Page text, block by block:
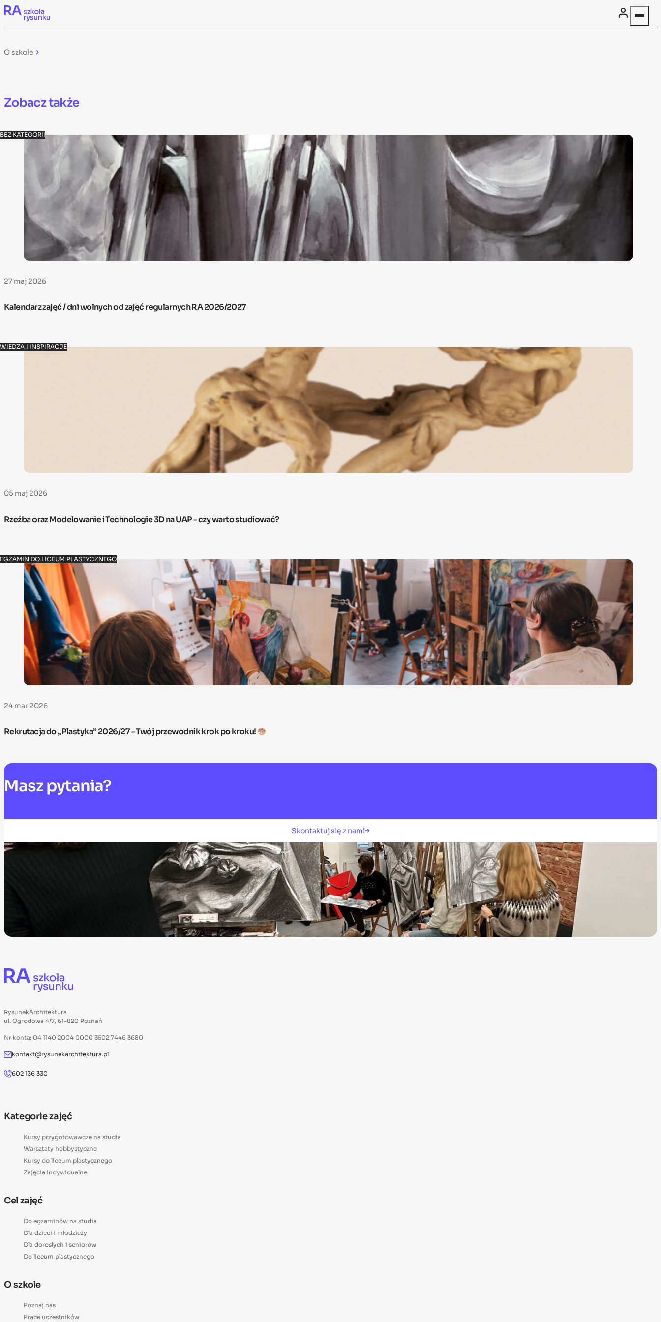
Skip to content
O szkole
Zobacz także
BEZ KATEGORII
27 maj 2026
Kalendarz zajęć / dni wolnych od zajęć regularnych RA 2026/2027
WIEDZA I INSPIRACJE
05 maj 2026
Rzeźba oraz Modelowanie i Technologie 3D na UAP – czy warto studiować?
EGZAMIN DO LICEUM PLASTYCZNEGO
24 mar 2026
Rekrutacja do „Plastyka” 2026/27 – Twój przewodnik krok po kroku!
Masz pytania?
Skontaktuj się z nami
RysunekArchitektura
ul. Ogrodowa 4/7, 61-820 Poznań
Nr konta: 04 1140 2004 0000 3502 7446 3680
kontakt@rysunekarchitektura.pl
602 136 330
Kategorie zajęć
Kursy przygotowawcze na studia
Warsztaty hobbystyczne
Kursy do liceum plastycznego
Zajęcia indywidualne
Cel zajęć
Do egzaminów na studia
Dla dzieci i młodzieży
Dla dorosłych i seniorów
Do liceum plastycznego
O szkole
Poznaj nas
Prace uczestników